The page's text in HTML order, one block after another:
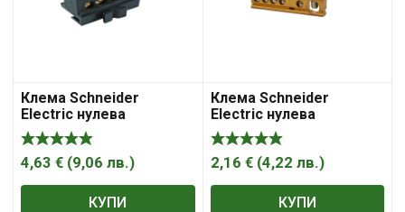
Клема Schneider
Electric нулева
неизолирана 80A, 4
гнезда
4,63 € (9,06 лв.)
КУПИ
Клема Schneider
Electric нулева
неизолирана 80A, 6
гнезда
2,16 € (4,22 лв.)
КУПИ